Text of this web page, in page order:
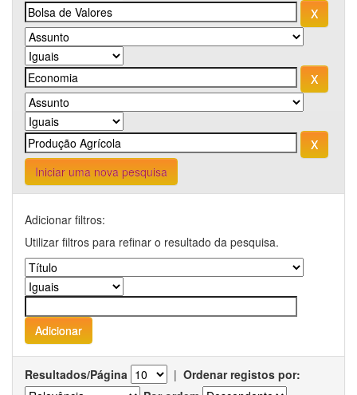
Iniciar uma nova pesquisa
Adicionar filtros:
Utilizar filtros para refinar o resultado da pesquisa.
Resultados/Página | Ordenar registos por: